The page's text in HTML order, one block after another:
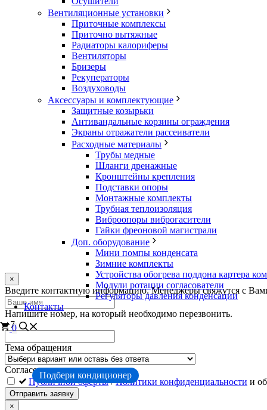
Вентиляционные установки
Приточные комплексы
Приточно вытяжные
Радиаторы калориферы
Вентиляторы
Бризеры
Рекуператоры
Воздуховоды
Аксессуары и комплектующие
Защитные козырьки
Антивандальные корзины ограждения
Экраны отражатели рассеиватели
Расходные материалы
Трубы медные
Шланги дренажные
Кронштейны крепления
Подставки опоры
Монтажные комплекты
Трубная теплоизоляция
Виброопоры виброгасители
Гайки фреоновой магистрали
Доп. оборудование
Мини помпы конденсата
Зимние комплекты
Устройства обогрева поддона картера
Модули ротации согласователи
Регуляторы давления конденсации
Контакты
0
Подбери кондиционер
×
Оставьте
это
поле
пустым
Введите контактную информацию. Менеджеры свяжутся с
Напишите номер, на который необходимо перезвонить.
+7
Тема обращения
Согласен с условиями:
Публичной оферты/Политики конфиденциальности и
Отправить заявку
×